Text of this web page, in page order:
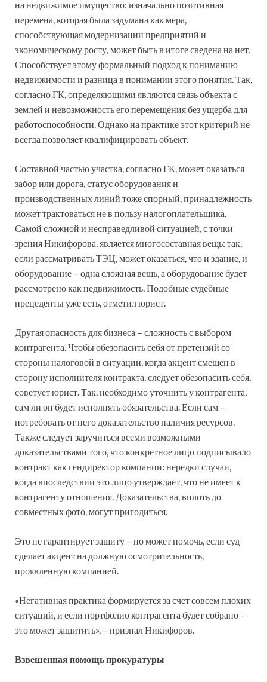
на недвижимое имущество: изначально позитивная
перемена, которая была задумана как мера,
способствующая модернизации предприятий и
экономическому росту, может быть в итоге сведена на нет.
Способствует этому формальный подход к пониманию
недвижимости и разница в понимании этого понятия. Так,
согласно ГК, определяющими являются связь объекта с
землей и невозможность его перемещения без ущерба для
работоспособности. Однако на практике этот критерий не
всегда позволяет квалифицировать объект.
Составной частью участка, согласно ГК, может оказаться
забор или дорога, статус оборудования и
производственных линий тоже спорный, принадлежность
может трактоваться не в пользу налогоплательщика.
Самой сложной и несправедливой ситуацией, с точки
зрения Никифорова, является многосоставная вещь: так,
если рассматривать ТЭЦ, может оказаться, что и здание, и
оборудование – одна сложная вещь, а оборудование будет
рассмотрено как недвижимость. Подобные судебные
прецеденты уже есть, отметил юрист.
Другая опасность для бизнеса – сложность с выбором
контрагента. Чтобы обезопасить себя от претензий со
стороны налоговой в ситуации, когда акцент смещен в
сторону исполнителя контракта, следует обезопасить себя,
советует юрист. Так, необходимо уточнить у контрагента,
сам ли он будет исполнять обязательства. Если сам –
потребовать от него доказательство наличия ресурсов.
Также следует заручиться всеми возможными
доказательствами того, что конкретное лицо подписывало
контракт как гендиректор компании: нередки случаи,
когда впоследствии это лицо утверждает, что не имеет к
контрагенту отношения. Доказательства, вплоть до
совместных фото, могут пригодиться.
Это не гарантирует защиту – но может помочь, если суд
сделает акцент на должную осмотрительность,
проявленную компанией.
«Негативная практика формируется за счет совсем плохих
ситуаций, и если портфолио контрагента будет собрано –
это может защитить», – признал Никифоров.
Взвешенная помощь прокуратуры